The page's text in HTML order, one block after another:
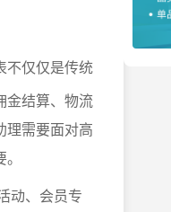
不仅仅是传统
金结算、物流
理需要面对高
动、会员专